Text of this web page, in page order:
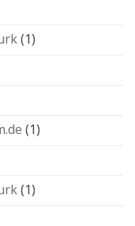
(1)
(1)
(1)